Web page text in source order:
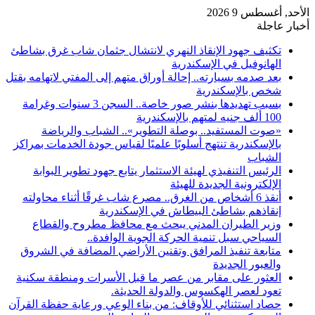
الأحد, أغسطس 9 2026
أخبار عاجلة
تكثيف جهود الإنقاذ النهري لانتشال جثمان شاب غرق بشاطئ
الهانوفيل في الإسكندرية
بعد صدمه بسيارته.. إحالة أوراق متهم إلى المفتي لاتهامه بقتل
شخص بالإسكندرية
بسبب تهديدها بنشر صور خاصة.. السجن 3 سنوات وغرامة
100 ألف جنيه لمتهم بالإسكندرية
«صوت المستفيد.. بوصلة التطوير».. الشباب والرياضة
بالإسكندرية تنتهج أسلوبًا علميًا لقياس جودة الخدمات بمراكز
الشباب
الرئيس التنفيذي لهيئة الاستثمار يتابع جهود تطوير البوابة
الإلكترونية الجديدة للهيئة
أنقذ 6 أشخاص من الغرق.. مصرع شاب غرقًا أثناء محاولته
إنقاذهم بشاطئ البيطاش في الإسكندرية
وزير الطيران المدني يبحث مع محافظ مطروح والقطاع
السياحي سبل تنمية الحركة الجوية الوافدة..
متابعة تنفيذ المرافق وتقنين الأراضي المضافة في الشروق
والعبور الجديدة
العثور على مقابر من عصر ما قبل الأسرات ومنطقة سكنية
تعود لعصر الهكسوس والدولة الحديثة.
حصاد استثنائي للأوقاف: من بناء الوعي ورعاية حفظة القرآن